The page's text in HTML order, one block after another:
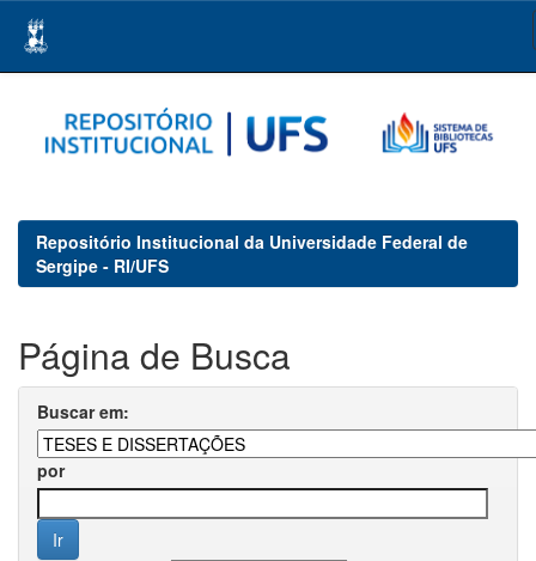
navigation
Repositório Institucional da Universidade Federal de
Sergipe - RI/UFS
Página de Busca
Buscar em:
por